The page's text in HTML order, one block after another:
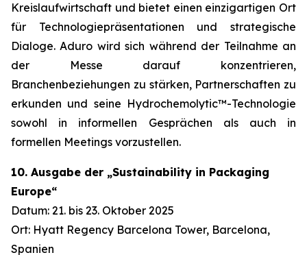
Kreislaufwirtschaft und bietet einen einzigartigen Ort
für Technologiepräsentationen und strategische
Dialoge. Aduro wird sich während der Teilnahme an
der Messe darauf konzentrieren,
Branchenbeziehungen zu stärken, Partnerschaften zu
erkunden und seine Hydrochemolytic™-Technologie
sowohl in informellen Gesprächen als auch in
formellen Meetings vorzustellen.
10. Ausgabe der „Sustainability in Packaging
Europe“
Datum: 21. bis 23. Oktober 2025
Ort: Hyatt Regency Barcelona Tower, Barcelona,
Spanien